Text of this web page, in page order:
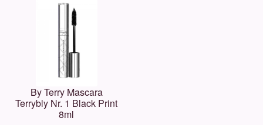
By Terry Mascara
Terrybly Nr. 1 Black Print
8ml